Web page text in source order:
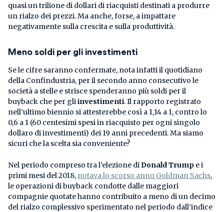
quasi un trilione di dollari di riacquisti destinati a produrre
un rialzo dei prezzi. Ma anche, forse, a impattare
negativamente sulla crescita e sulla produttività.
Meno soldi per gli investimenti
Se le cifre saranno confermate, nota infatti il quotidiano
della Confindustria, per il secondo anno consecutivo le
società a stelle e strisce spenderanno più soldi per il
buyback che per gliinvestimenti. Il rapporto registrato
nell’ultimo biennio si attesterebbe così a 1,14 a 1, contro lo
0,6 a 1 (60 centesimi spesi in riacquisto per ogni singolo
dollaro di investimenti) dei 19 anni precedenti. Ma siamo
sicuri che la scelta sia conveniente?
Nel periodo compreso tra l’elezione diDonald Trump e i
primi mesi del 2018, notava lo scorso anno Goldman Sachs,
le operazioni di buyback condotte dalle maggiori
compagnie quotate hanno contribuito a meno di un decimo
del rialzo complessivo sperimentato nel periodo dall’indice